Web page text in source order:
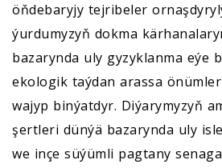
öňdebaryjy tejribeler
ýurdumyzyň dokma
bazarynda uly gyzyklanma eýe
ekologik taýdan arassa
wajyp binýatdyr. Diýarymyzyň
şertleri dünýä bazarynda uly
we inçe süýümli pagtany